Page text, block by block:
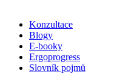
Konzultace
Blogy
E-booky
Ergoprogress
Slovník pojmů